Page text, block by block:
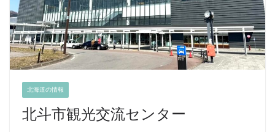
北海道の情報
北斗市観光交流センター